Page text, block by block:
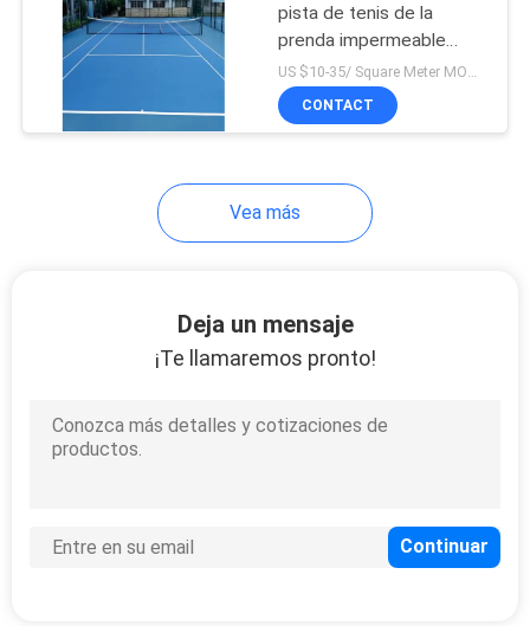
suelo de los
Esteras de goma del
gimnasio
pista de tenis de la
prenda impermeable
respetuoso del medio
ambiente
US $10-35/ Square Meter MOQ:/
CONTACT
Vea más
Deja un mensaje
¡Te llamaremos pronto!